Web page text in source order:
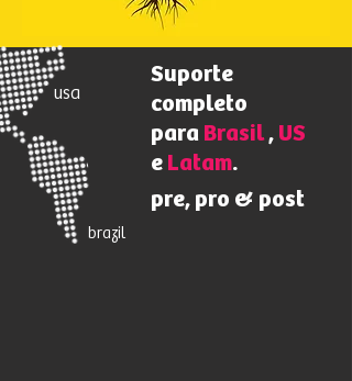
brazil
usa
Suporte
completo
para Brasil, US
e Latam.
pre, pro & post